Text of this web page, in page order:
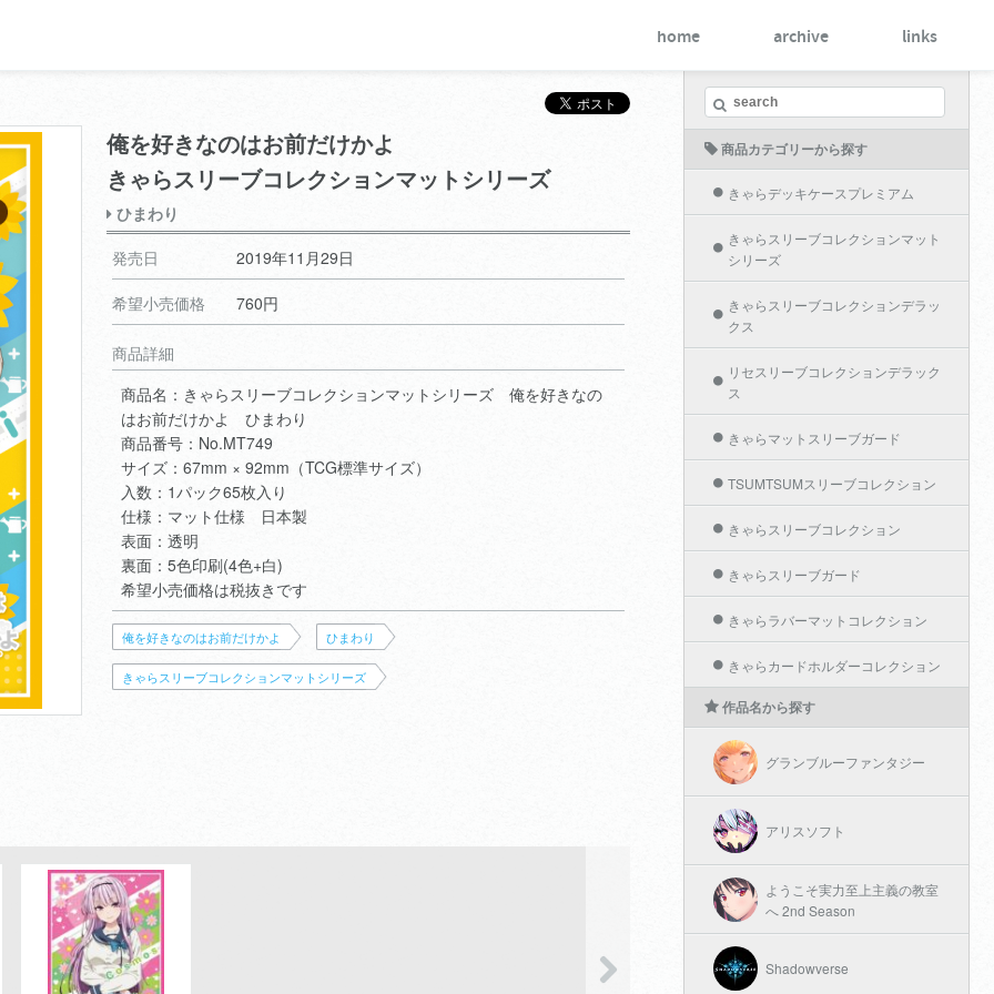
home archive links
俺を好きなのはお前だけかよ
きゃらスリーブコレクションマットシリーズ
ひまわり
発売日
2019年11月29日
希望小売価格 760円
商品詳細
商品名：きゃらスリーブコレクションマットシリーズ 俺を好きなの
はお前だけかよ ひまわり
商品番号：No.MT749
サイズ：67mm × 92mm（TCG標準サイズ）
入数：1パック65枚入り
仕様：マット仕様 日本製
表面：透明
裏面：5色印刷(4色+白)
希望小売価格は税抜きです
俺を好きなのはお前だけかよ ひまわり
きゃらスリーブコレクションマットシリーズ
商品カテゴリーから探す
きゃらデッキケースプレミアム
きゃらスリーブコレクションマット
シリーズ
きゃらスリーブコレクションデラッ
クス
リセスリーブコレクションデラック
ス
きゃらマットスリーブガード
TSUMTSUMスリーブコレクション
きゃらスリーブコレクション
きゃらスリーブガード
きゃらラバーマットコレクション
きゃらカードホルダーコレクション
作品名から探す
グランブルーファンタジー
アリスソフト
ようこそ実力至上主義の教室
へ 2nd Season
Shadowverse